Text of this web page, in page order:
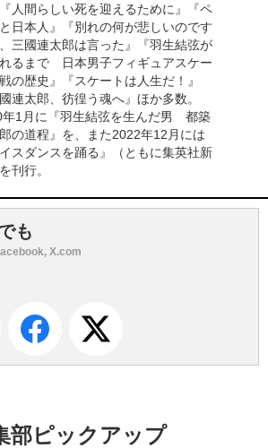
人間らしい死を迎えるために』『ペ
日本人』『別れの何が悲しいのです
三國連太郎は言った』『羽生結弦が
るまで 日本男子フィギュアスケー
の歴史』『スケートは人生だ！』
國連太郎、彷徨う魂へ』ほか多数。
年1月に『羽生結弦を生んだ男 都築
の道程』を、また2022年12月には
イスダンスを踊る』（ともに集英社新
刊行。
も
X.com
部ピックアップ